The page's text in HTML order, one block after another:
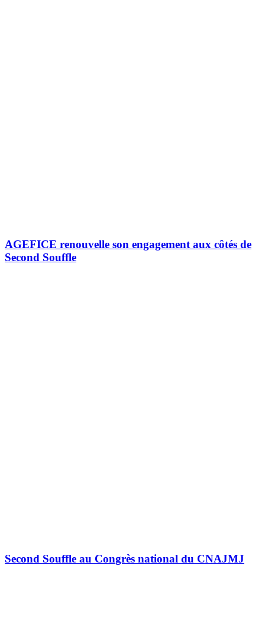
AGEFICE renouvelle son engagement aux côtés de
Second Souffle
Second Souffle au Congrès national du CNAJMJ